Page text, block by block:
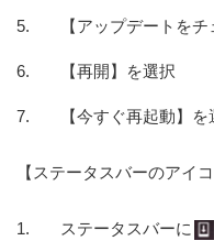
【アップデートを
【再開】を選択
【今すぐ再起動】を
【ステータスバーのアイ
ステータスバーに